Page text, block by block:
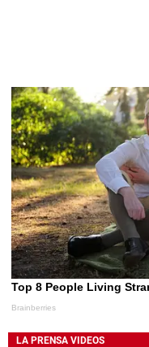
LA PRENSA VIDEOS